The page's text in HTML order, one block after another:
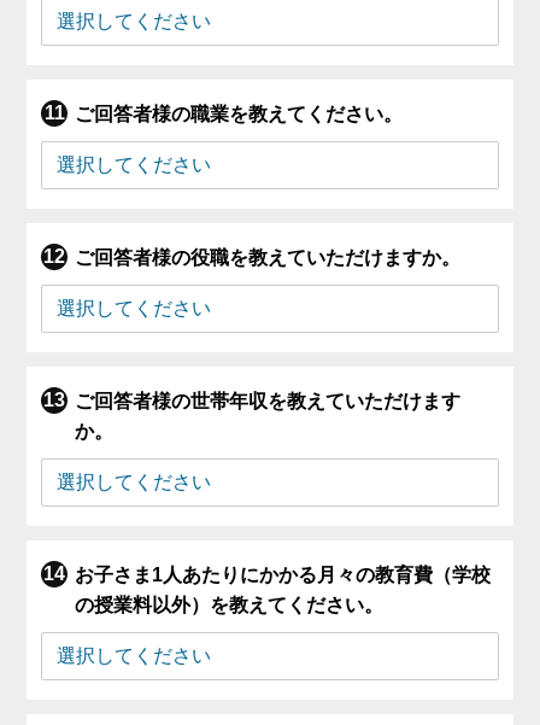
ご回答者様の職業を教えてください。
ご回答者様の役職を教えていただけますか。
ご回答者様の世帯年収を教えていただけます
か。
お子さま1人あたりにかかる月々の教育費（学校
の授業料以外）を教えてください。